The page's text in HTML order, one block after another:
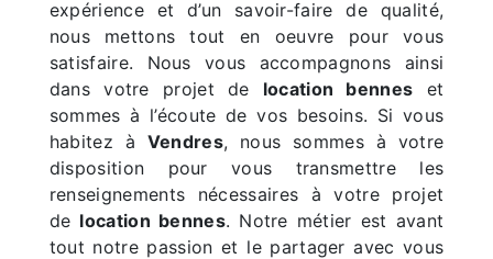
expérience et d’un savoir-faire de qualité,
nous mettons tout en oeuvre pour vous
satisfaire. Nous vous accompagnons ainsi
dans votre projet de location bennes et
sommes à l’écoute de vos besoins. Si vous
habitez à Vendres, nous sommes à votre
disposition pour vous transmettre les
renseignements nécessaires à votre projet
de location bennes. Notre métier est avant
tout notre passion et le partager avec vous